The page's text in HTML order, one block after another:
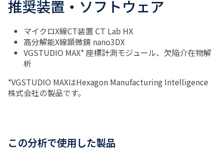
推奨装置・ソフトウェア
マイクロX線CT装置 CT Lab HX
高分解能X線顕微鏡 nano3DX
VGSTUDIO MAX* 座標計測モジュール、欠陥介在物解
析
*VGSTUDIO MAXはHexagon Manufacturing Intelligence
株式会社の製品です。
この分析で使用した製品